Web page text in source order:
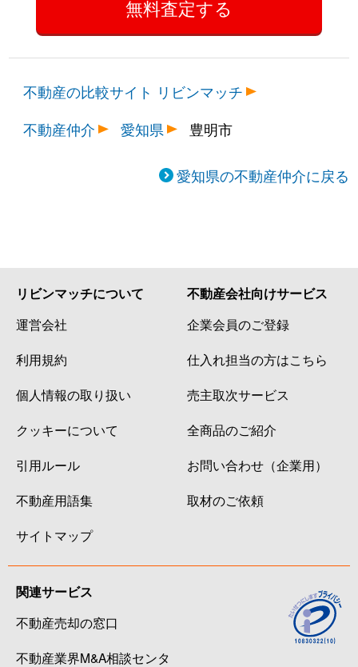
不動産の比較サイト リビンマッチ
不動産仲介
愛知県 豊明市
愛知県の不動産仲介に戻る
リビンマッチについて
運営会社
利用規約
個人情報の取り扱い
クッキーについて
引用ルール
不動産用語集
サイトマップ
不動産会社向けサービス
企業会員のご登録
仕入れ担当の方はこちら
売主取次サービス
全商品のご紹介
お問い合わせ（企業用）
取材のご依頼
関連サービス
不動産売却の窓口
不動産業界M&A相談センタ